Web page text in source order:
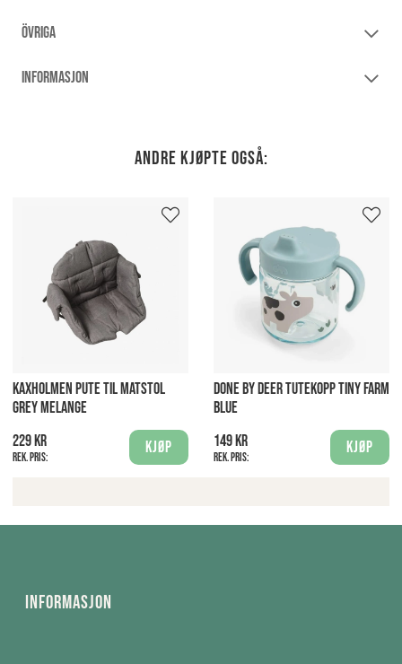
ÖVRIGA
INFORMASJON
Andre kjøpte også:
KAXHOLMEN PUTE TIL MATSTOL
GREY MELANGE
229 kr
Rek. pris:
Kjøp
DONE BY DEER TUTEKOPP TINY FARM
BLUE
149 kr
Rek. pris:
Kjøp
Informasjon